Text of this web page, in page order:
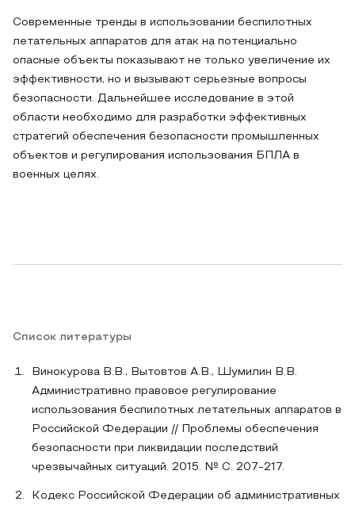
Современные тренды в использовании беспилотных
летательных аппаратов для атак на потенциально
опасные объекты показывают не только увеличение их
эффективности, но и вызывают серьезные вопросы
безопасности. Дальнейшее исследование в этой
области необходимо для разработки эффективных
стратегий обеспечения безопасности промышленных
объектов и регулирования использования БПЛА в
военных целях.
Список литературы
Винокурова В.В., Вытовтов А.В., Шумилин В.В.
Административно правовое регулирование
использования беспилотных летательных аппаратов в
Российской Федерации // Проблемы обеспечения
безопасности при ликвидации последствий
чрезвычайных ситуаций. 2015. № C. 207-217.
Кодекс Российской Федерации об административных